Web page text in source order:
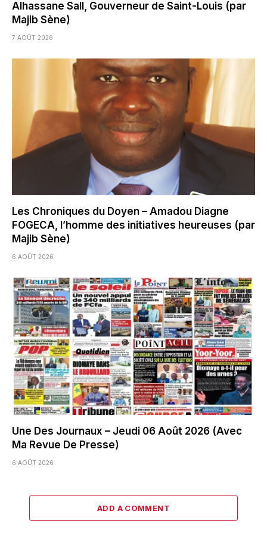
Alhassane Sall, Gouverneur de Saint-Louis (par
Majib Sène)
7 AOÛT 2026
Les Chroniques du Doyen – Amadou Diagne
FOGECA, l’homme des initiatives heureuses (par
Majib Sène)
6 AOÛT 2026
Une Des Journaux – Jeudi 06 Août 2026 (Avec
Ma Revue De Presse)
6 AOÛT 2026
ADD A COMMENT